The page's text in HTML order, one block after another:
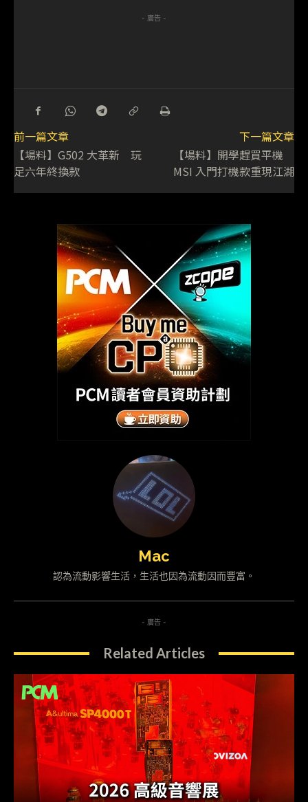
- 廣告 -
前一篇文章
【場料】G502 大革新 玩
足六年終換款
下一篇文章
【場料】開學趕買平機
MSI 入門打機款重現江湖
Mac
認為流動影響生活，生活也因為流動因而豐富。
- 廣告 -
Related Articles